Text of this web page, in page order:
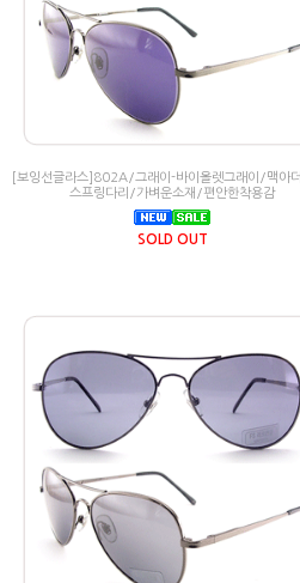
[보잉선글라스]802A/그래이-바이올렛그래이/맥아
스프링다리/가벼운소재/편안한착용감
SOLD OUT